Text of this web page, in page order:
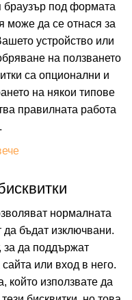
най-новите и най-
и специални
сега !
под формата
може да се отнася за
устройство или
на ползването
са опционални и
на някои типове
правилната работа
нормалната
да бъдат изключвани.
за да поддържат
или вход в него.
който използвате да